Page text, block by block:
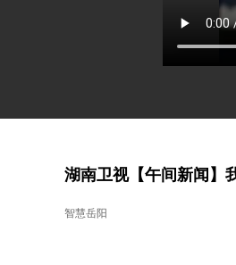
湖南卫视【午间新闻】
智慧岳阳